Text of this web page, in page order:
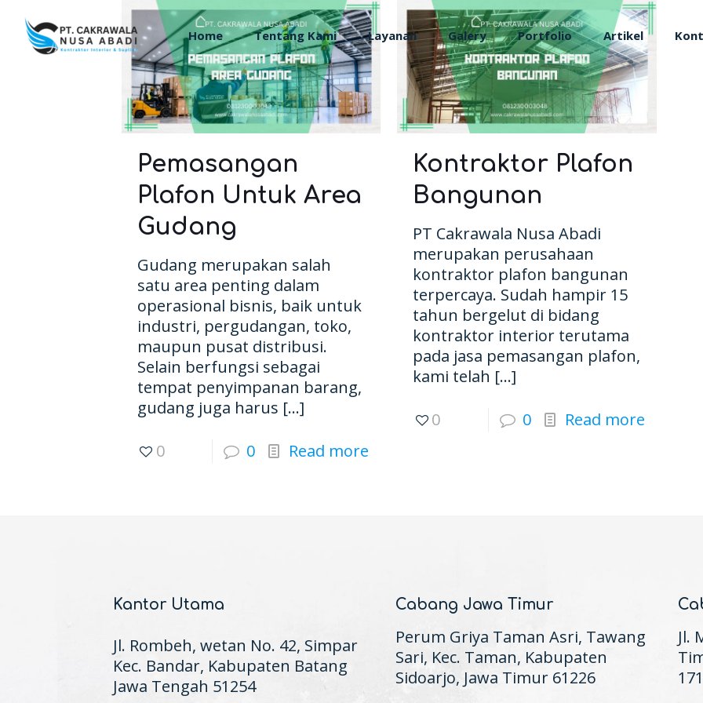
Home Tentang Kami Layanan Galery Portfolio Artikel
Pemasangan
Plafon Untuk Area
Gudang
Gudang merupakan salah
satu area penting dalam
operasional bisnis, baik untuk
industri, pergudangan, toko,
maupun pusat distribusi.
Selain berfungsi sebagai
tempat penyimpanan barang,
gudang juga harus […]
0 0 Read more
Kontraktor Plafon
Bangunan
PT Cakrawala Nusa Abadi
merupakan perusahaan
kontraktor plafon bangunan
terpercaya. Sudah hampir 15
tahun bergelut di bidang
kontraktor interior terutama
pada jasa pemasangan plafon,
kami telah […]
0 0 Read more
Kantor Utama
Jl. Rombeh, wetan No. 42, Simpar
Kec. Bandar, Kabupaten Batang
Jawa Tengah 51254
Cabang Jawa Timur
Perum Griya Taman Asri, Tawang
Sari, Kec. Taman, Kabupaten
Sidoarjo, Jawa Timur 61226
Jl.